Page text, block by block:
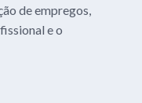
de empregos,
e o